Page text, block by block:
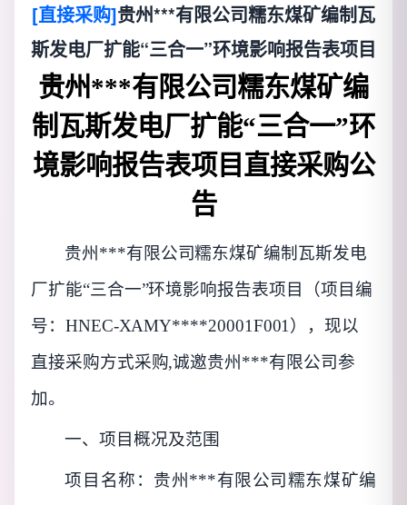
[直接采购]贵州***有限公司糯东煤矿编制瓦
斯发电厂扩能“三合一”环境影响报告表项目
贵州***有限公司糯东煤矿编
制瓦斯发电厂扩能“三合一”环
境影响报告表项目直接采购公
告
贵州***有限公司糯东煤矿编制瓦斯发电
厂扩能“三合一”环境影响报告表项目（项目编
号：HNEC-XAMY****20001F001），现以
直接采购方式采购,诚邀贵州***有限公司参
加。
一、项目概况及范围
项目名称： 贵州***有限公司糯东煤矿编